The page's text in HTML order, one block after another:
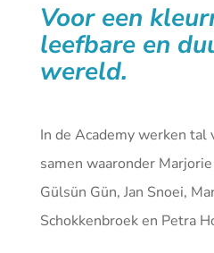
Voor een
leefbare en
wereld.
In de Academy werken tal
samen waaronder
Gülsün Gün, Jan Snoei,
Schokkenbroek en Petra